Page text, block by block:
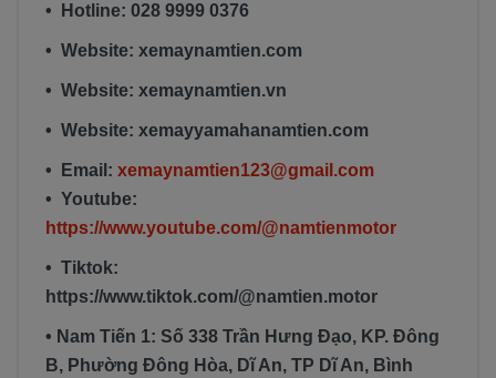
• Hotline: 028 9999 0376
• Website: xemaynamtien.com
• Website: xemaynamtien.vn
• Website: xemayyamahanamtien.com
• Email: xemaynamtien123@gmail.com
• Youtube:
https://www.youtube.com/@namtienmotor
• Tiktok:
https://www.tiktok.com/@namtien.motor
• Nam Tiến 1: Số 338 Trần Hưng Đạo, KP. Đông
B, Phường Đông Hòa, Dĩ An, TP Dĩ An, Bình